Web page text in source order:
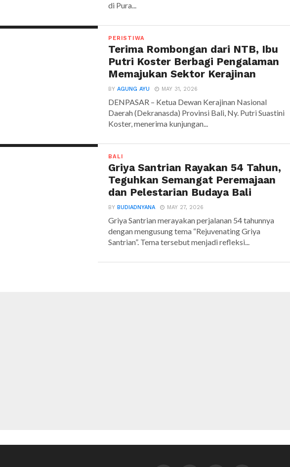
di Pura...
PERISTIWA
Terima Rombongan dari NTB, Ibu
Putri Koster Berbagi Pengalaman
Memajukan Sektor Kerajinan
BYAGUNG AYU MAY 31, 2026
DENPASAR – Ketua Dewan Kerajinan Nasional
Daerah (Dekranasda) Provinsi Bali, Ny. Putri Suastini
Koster, menerima kunjungan...
BALI
Griya Santrian Rayakan 54 Tahun,
Teguhkan Semangat Peremajaan
dan Pelestarian Budaya Bali
BYBUDIADNYANA MAY 27, 2026
Griya Santrian merayakan perjalanan 54 tahunnya
dengan mengusung tema “Rejuvenating Griya
Santrian”. Tema tersebut menjadi refleksi...